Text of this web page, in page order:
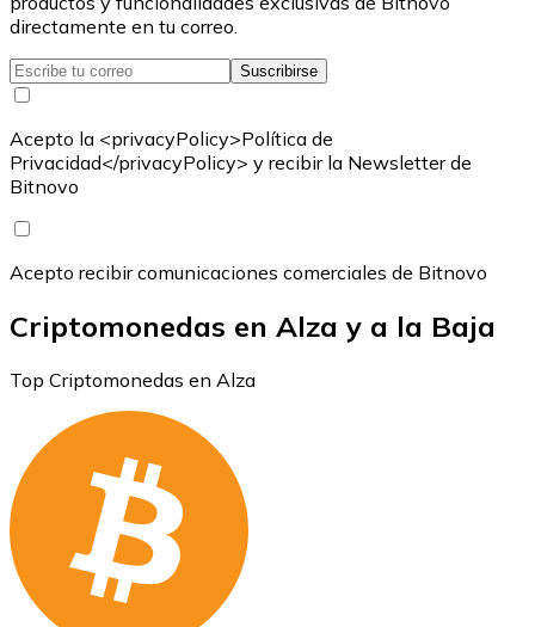
directamente en tu correo.
Suscribirse
Acepto la <privacyPolicy>Política de
Privacidad</privacyPolicy> y recibir la Newsletter de
Bitnovo
Acepto recibir comunicaciones comerciales de Bitnovo
Criptomonedas en Alza y a la Baja
Top Criptomonedas en Alza